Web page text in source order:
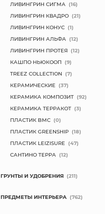
ЛИВИНГРИН СИГМА (16)
ЛИВИНГРИН КВАДРО (21)
ЛИВИНГРИН КОНУС (1)
ЛИВИНГРИН АЛЬФА (12)
ЛИВИНГРИН ПРОТЕЯ (12)
КАШПО НЬЮКООП (9)
TREEZ COLLECTION (7)
КЕРАМИЧЕСКИЕ (37)
КЕРАМИКА КОМПОЗИТ (92)
КЕРАМИКА ТЕРРАКОТ (3)
ПЛАСТИК BMC (0)
ПЛАСТИК GREENSHIP (18)
ПЛАСТИК LEIZISURE (47)
САНТИНО ТЕРРА (12)
ГРУНТЫ И УДОБРЕНИЯ (211)
ПРЕДМЕТЫ ИНТЕРЬЕРА (762)